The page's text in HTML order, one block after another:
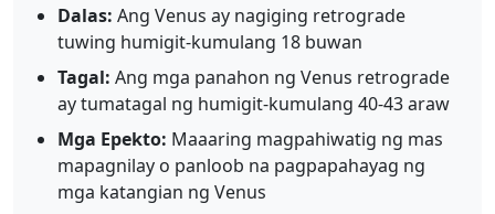
Dalas: Ang Venus ay nagiging retrograde
tuwing humigit-kumulang 18 buwan
Tagal: Ang mga panahon ng Venus retrograde
ay tumatagal ng humigit-kumulang 40-43 araw
Mga Epekto: Maaaring magpahiwatig ng mas
mapagnilay o panloob na pagpapahayag ng
mga katangian ng Venus